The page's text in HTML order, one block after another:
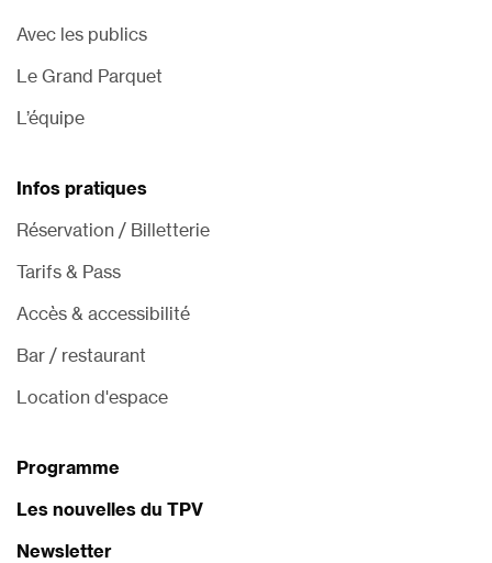
Avec les publics
Le Grand Parquet
L’équipe
Infos pratiques
Réservation / Billetterie
Tarifs & Pass
Accès & accessibilité
Bar / restaurant
Location d'espace
Programme
Les nouvelles du TPV
Newsletter